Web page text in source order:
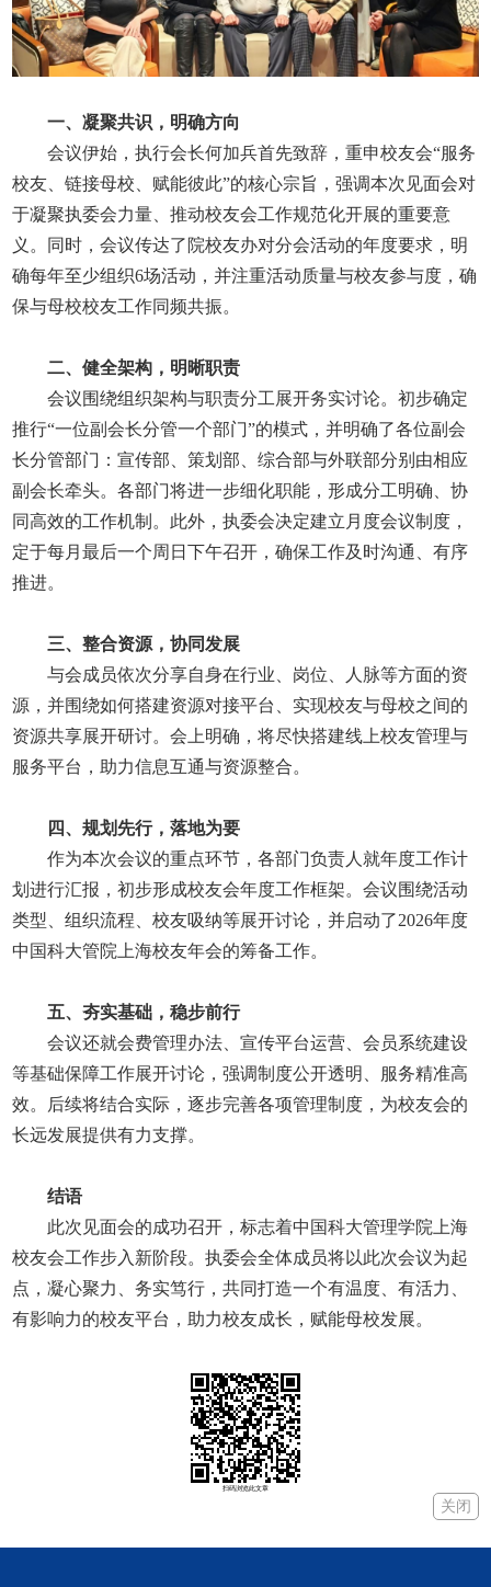
一、凝聚共识，明确方向
会议伊始，执行会长何加兵首先致辞，重申校友会“服务
校友、链接母校、赋能彼此”的核心宗旨，强调本次见面会对
于凝聚执委会力量、推动校友会工作规范化开展的重要意
义。同时，会议传达了院校友办对分会活动的年度要求，明
确每年至少组织6场活动，并注重活动质量与校友参与度，确
保与母校校友工作同频共振。
二、健全架构，明晰职责
会议围绕组织架构与职责分工展开务实讨论。初步确定
推行“一位副会长分管一个部门”的模式，并明确了各位副会
长分管部门：宣传部、策划部、综合部与外联部分别由相应
副会长牵头。各部门将进一步细化职能，形成分工明确、协
同高效的工作机制。此外，执委会决定建立月度会议制度，
定于每月最后一个周日下午召开，确保工作及时沟通、有序
推进。
三、整合资源，协同发展
与会成员依次分享自身在行业、岗位、人脉等方面的资
源，并围绕如何搭建资源对接平台、实现校友与母校之间的
资源共享展开研讨。会上明确，将尽快搭建线上校友管理与
服务平台，助力信息互通与资源整合。
四、规划先行，落地为要
作为本次会议的重点环节，各部门负责人就年度工作计
划进行汇报，初步形成校友会年度工作框架。会议围绕活动
类型、组织流程、校友吸纳等展开讨论，并启动了2026年度
中国科大管院上海校友年会的筹备工作。
五、夯实基础，稳步前行
会议还就会费管理办法、宣传平台运营、会员系统建设
等基础保障工作展开讨论，强调制度公开透明、服务精准高
效。后续将结合实际，逐步完善各项管理制度，为校友会的
长远发展提供有力支撑。
结语
此次见面会的成功召开，标志着中国科大管理学院上海
校友会工作步入新阶段。执委会全体成员将以此次会议为起
点，凝心聚力、务实笃行，共同打造一个有温度、有活力、
有影响力的校友平台，助力校友成长，赋能母校发展。
扫码浏览此文章
关闭